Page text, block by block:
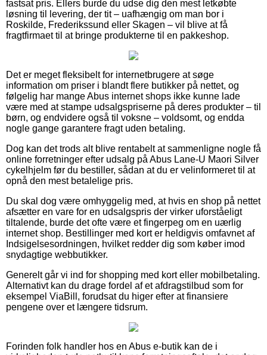
fastsat pris. Ellers burde du udse dig den mest letkøbte
løsning til levering, der tit – uafhængig om man bor i
Roskilde, Frederikssund eller Skagen – vil blive at få
fragtfirmaet til at bringe produkterne til en pakkeshop.
Det er meget fleksibelt for internetbrugere at søge
information om priser i blandt flere butikker på nettet, og
følgelig har mange Abus internet shops ikke kunne lade
være med at stampe udsalgspriserne på deres produkter – til
børn, og endvidere også til voksne – voldsomt, og endda
nogle gange garantere fragt uden betaling.
Dog kan det trods alt blive rentabelt at sammenligne nogle få
online forretninger efter udsalg på Abus Lane-U Maori Silver
cykelhjelm før du bestiller, sådan at du er velinformeret til at
opnå den mest betalelige pris.
Du skal dog være omhyggelig med, at hvis en shop på nettet
afsætter en vare for en udsalgspris der virker uforståeligt
tiltalende, burde det ofte være et fingerpeg om en uærlig
internet shop. Bestillinger med kort er heldigvis omfavnet af
Indsigelsesordningen, hvilket redder dig som køber imod
snydagtige webbutikker.
Generelt går vi ind for shopping med kort eller mobilbetaling.
Alternativt kan du drage fordel af et afdragstilbud som for
eksempel ViaBill, forudsat du higer efter at finansiere
pengene over et længere tidsrum.
Forinden folk handler hos en Abus e-butik kan de i